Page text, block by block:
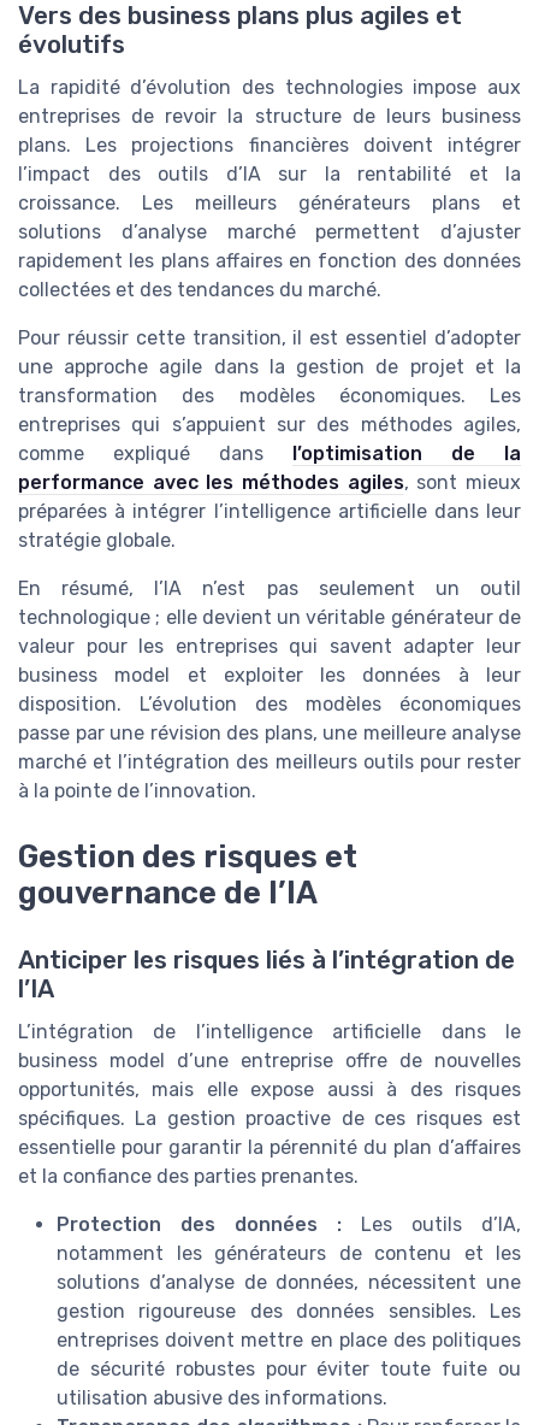
Vers des business plans plus agiles et
évolutifs
La rapidité d’évolution des technologies impose aux
entreprises de revoir la structure de leurs business
plans. Les projections financières doivent intégrer
l’impact des outils d’IA sur la rentabilité et la
croissance. Les meilleurs générateurs plans et
solutions d’analyse marché permettent d’ajuster
rapidement les plans affaires en fonction des données
collectées et des tendances du marché.
Pour réussir cette transition, il est essentiel d’adopter
une approche agile dans la gestion de projet et la
transformation des modèles économiques. Les
entreprises qui s’appuient sur des méthodes agiles,
comme expliqué dans
l’optimisation de la
performance avec les méthodes agiles, sont mieux
préparées à intégrer l’intelligence artificielle dans leur
stratégie globale.
En résumé, l’IA n’est pas seulement un outil
technologique ; elle devient un véritable générateur de
valeur pour les entreprises qui savent adapter leur
business model et exploiter les données à leur
disposition. L’évolution des modèles économiques
passe par une révision des plans, une meilleure analyse
marché et l’intégration des meilleurs outils pour rester
à la pointe de l’innovation.
Gestion des risques et
gouvernance de l’IA
Anticiper les risques liés à l’intégration de
l’IA
L’intégration de l’intelligence artificielle dans le
business model d’une entreprise offre de nouvelles
opportunités, mais elle expose aussi à des risques
spécifiques. La gestion proactive de ces risques est
essentielle pour garantir la pérennité du plan d’affaires
et la confiance des parties prenantes.
Protection des données : Les outils d’IA,
notamment les générateurs de contenu et les
solutions d’analyse de données, nécessitent une
gestion rigoureuse des données sensibles. Les
entreprises doivent mettre en place des politiques
de sécurité robustes pour éviter toute fuite ou
utilisation abusive des informations.